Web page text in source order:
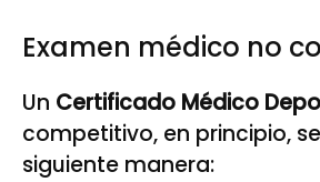
Examen médico no
Un Certificado Médico
competitivo, en principio,
siguiente manera: